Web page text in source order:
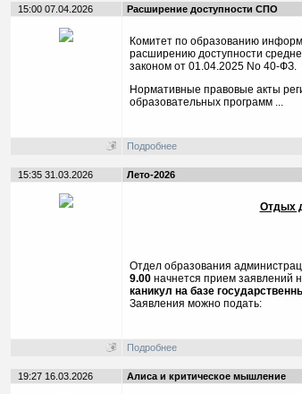
15:00 07.04.2026 Расширение доступности СПО
Комитет по образованию
расширению доступности
законом от 01.04.2025 No 40-ФЗ.
Нормативные правовые акты
образовательных программ ...
Подробнее
15:35 31.03.2026 Лето-2026
Отдых
Отдел образования
9.00начнется прием заявлений
каникул на базе
Заявления можно подать:
Подробнее
19:27 16.03.2026 Алиса и критическое мышление